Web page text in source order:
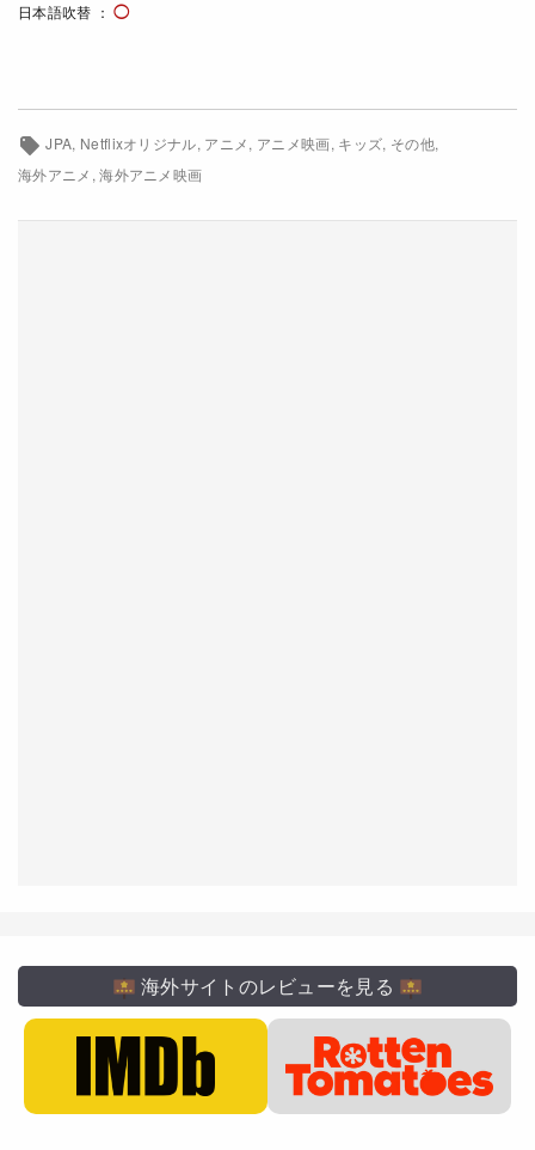
Netflixコース別料金プラン
閉じる
日本語吹替
JPA Netflixオリジナル アニメ アニメ映画 キッズ その他
海外アニメ 海外アニメ映画
海外サイトのレビューを見る